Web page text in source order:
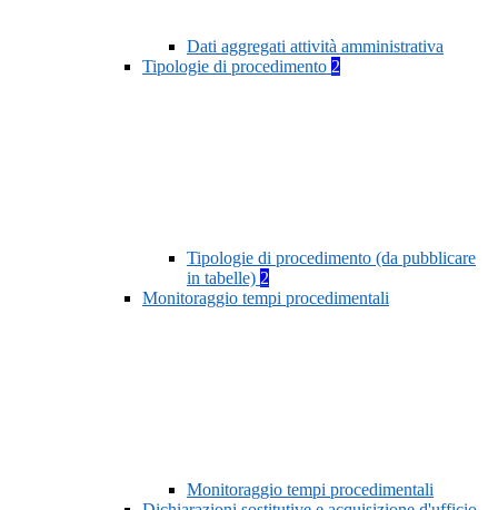
Dati aggregati attività amministrativa
Tipologie di procedimento 2
Tipologie di procedimento (da pubblicare
in tabelle) 2
Monitoraggio tempi procedimentali
Monitoraggio tempi procedimentali